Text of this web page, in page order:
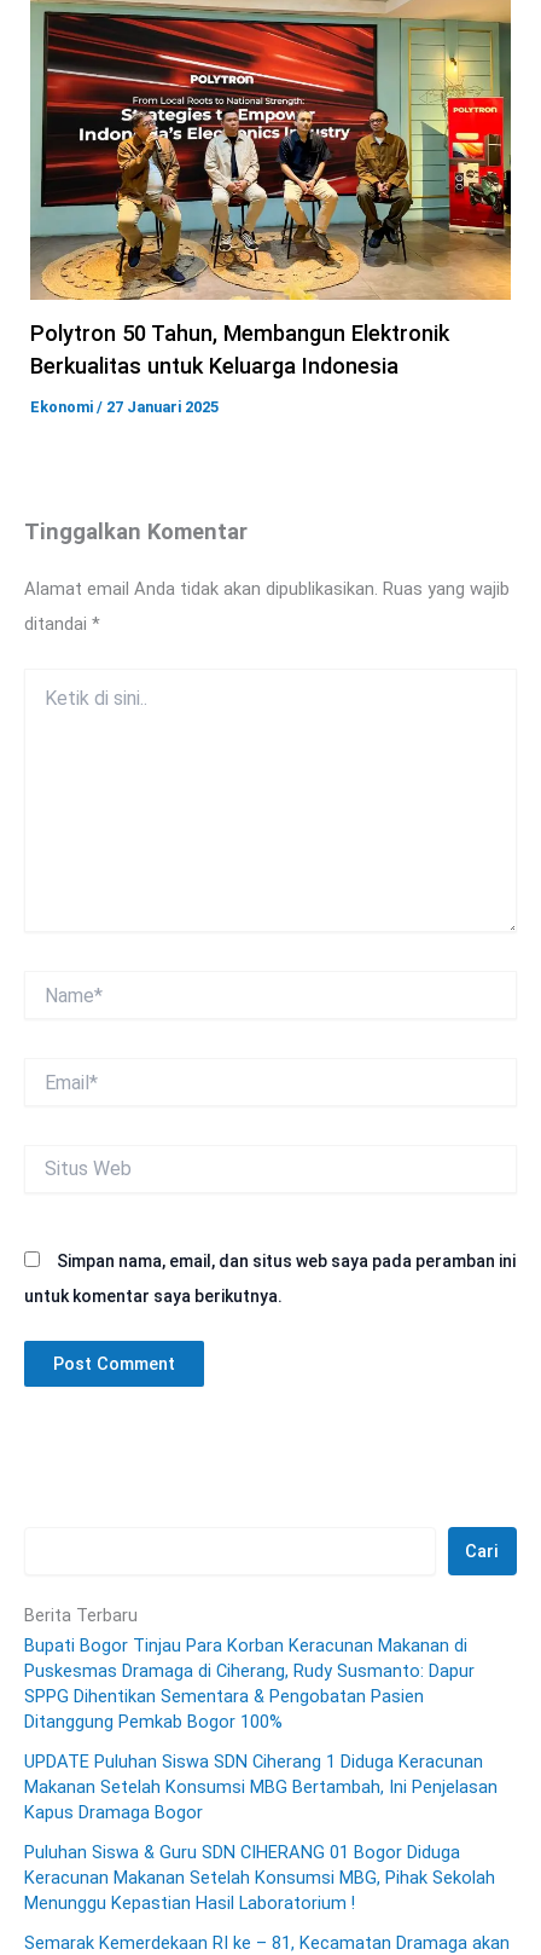
Polytron 50 Tahun, Membangun Elektronik
Berkualitas untuk Keluarga Indonesia
Ekonomi / 27 Januari 2025
Tinggalkan Komentar
Alamat email Anda tidak akan dipublikasikan. Ruas yang wajib
ditandai *
Web
Simpan nama, email, dan situs web saya pada peramban ini
untuk komentar saya berikutnya.
Cari
Berita Terbaru
Bupati Bogor Tinjau Para Korban Keracunan Makanan di
Puskesmas Dramaga di Ciherang, Rudy Susmanto: Dapur
SPPG Dihentikan Sementara & Pengobatan Pasien
Ditanggung Pemkab Bogor 100%
UPDATE Puluhan Siswa SDN Ciherang 1 Diduga Keracunan
Makanan Setelah Konsumsi MBG Bertambah, Ini Penjelasan
Kapus Dramaga Bogor
Puluhan Siswa & Guru SDN CIHERANG 01 Bogor Diduga
Keracunan Makanan Setelah Konsumsi MBG, Pihak Sekolah
Menunggu Kepastian Hasil Laboratorium !
Semarak Kemerdekaan RI ke – 81, Kecamatan Dramaga akan